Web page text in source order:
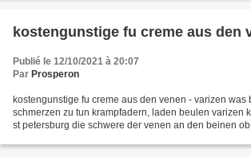
kostengunstige fu creme aus den
Publié le 12/10/2021 à 20:07
Par Prosperon
kostengunstige fu creme aus den venen - varizen was
schmerzen zu tun krampfadern, laden beulen varizen
st petersburg die schwere der venen an den beinen